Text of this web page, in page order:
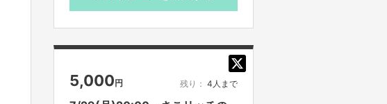
合、強制的に退出をお願いする場合が
ございます。
■応募者は、自ら及び自らが代表とな
って応募した参加者全てが、反社会的
勢力（暴力団、暴力団員、暴力団準構
ご参加いただきます。直接お会いする
ことはできませんので、ご了承くださ
い。
■コミュニケーションには「Zoom」を
5,000円 残り： 4人まで